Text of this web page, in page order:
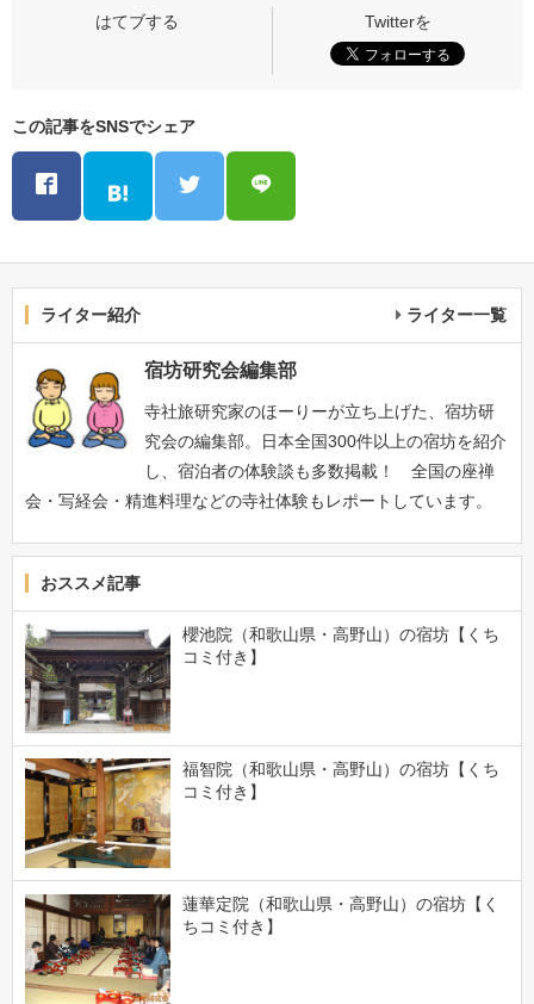
この記事をSNSでシェア
ライター紹介 ライター一覧
宿坊研究会編集部
寺社旅研究家のほーりーが立ち上げた、宿坊研
究会の編集部。日本全国300件以上の宿坊を紹介
し、宿泊者の体験談も多数掲載！ 全国の座禅
会・写経会・精進料理などの寺社体験もレポートしています。
おススメ記事
櫻池院（和歌山県・高野山）の宿坊【くち
コミ付き】
福智院（和歌山県・高野山）の宿坊【くち
コミ付き】
蓮華定院（和歌山県・高野山）の宿坊【く
ちコミ付き】